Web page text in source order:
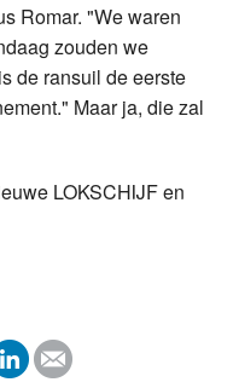
Romar. "We waren
zouden we
de ransuil de eerste
Maar ja, die zal
LOKSCHIJF en